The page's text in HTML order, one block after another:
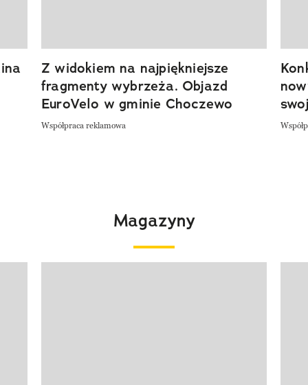
Z widokiem na najpiękniejsze
fragmenty wybrzeża. Objazd
EuroVelo w gminie Choczewo
Współpraca reklamowa
Magazyny